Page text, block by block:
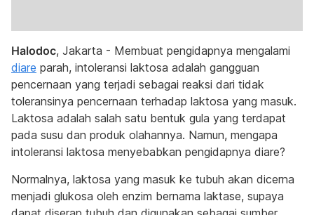
Halodoc, Jakarta - Membuat pengidapnya mengalami
diare parah, intoleransi laktosa adalah gangguan
pencernaan yang terjadi sebagai reaksi dari tidak
toleransinya pencernaan terhadap laktosa yang masuk.
Laktosa adalah salah satu bentuk gula yang terdapat
pada susu dan produk olahannya. Namun, mengapa
intoleransi laktosa menyebabkan pengidapnya diare?
Normalnya, laktosa yang masuk ke tubuh akan dicerna
menjadi glukosa oleh enzim bernama laktase, supaya